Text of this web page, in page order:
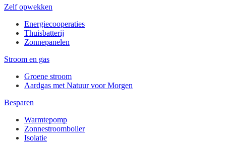
Zelf opwekken
Energiecooperaties
Thuisbatterij
Zonnepanelen
Stroom en gas
Groene stroom
Aardgas met Natuur voor Morgen
Besparen
Warmtepomp
Zonnestroomboiler
Isolatie